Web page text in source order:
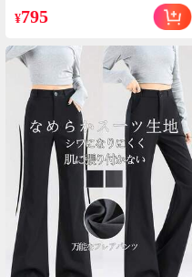
フロントタイ クロップド
シフォン、ビーチ 多用途
エレガント カバーアップ
ブラウス レディース
¥795